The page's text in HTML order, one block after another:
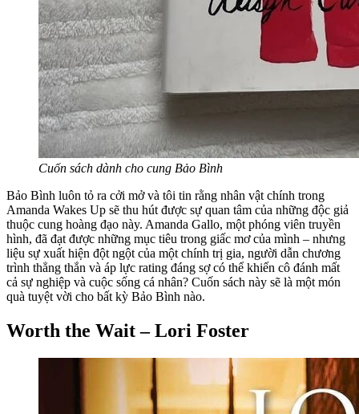
Cuốn sách dành cho cung Bảo Bình
Bảo Bình luôn tỏ ra cởi mở và tôi tin rằng nhân vật chính trong
Amanda Wakes Up sẽ thu hút được sự quan tâm của những độc giả
thuộc cung hoàng đạo này. Amanda Gallo, một phóng viên truyền
hình, đã đạt được những mục tiêu trong giấc mơ của mình – nhưng
liệu sự xuất hiện đột ngột của một chính trị gia, người dẫn chương
trình thẳng thắn và áp lực rating đáng sợ có thể khiến cô đánh mất
cả sự nghiệp và cuộc sống cá nhân? Cuốn sách này sẽ là một món
quà tuyệt vời cho bất kỳ Bảo Bình nào.
Worth the Wait – Lori Foster